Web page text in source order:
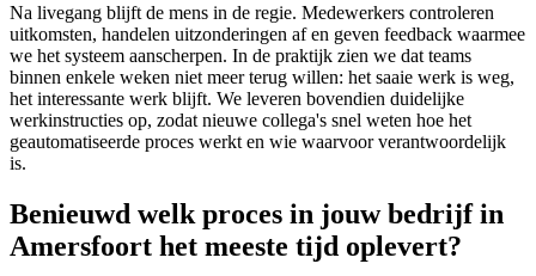
Na livegang blijft de mens in de regie. Medewerkers controleren
uitkomsten, handelen uitzonderingen af en geven feedback waarmee
we het systeem aanscherpen. In de praktijk zien we dat teams
binnen enkele weken niet meer terug willen: het saaie werk is weg,
het interessante werk blijft. We leveren bovendien duidelijke
werkinstructies op, zodat nieuwe collega's snel weten hoe het
geautomatiseerde proces werkt en wie waarvoor verantwoordelijk
is.
Benieuwd welk proces in jouw bedrijf in
Amersfoort het meeste tijd oplevert?